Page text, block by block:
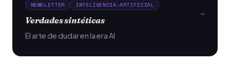
NEWSLETTER INTELIGENCIA-ARTIFICIAL
Verdades sintéticas
El arte de dudar en la era AI
→